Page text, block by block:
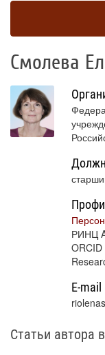
Смолева
РИНЦ
E-mail
Статьи автора